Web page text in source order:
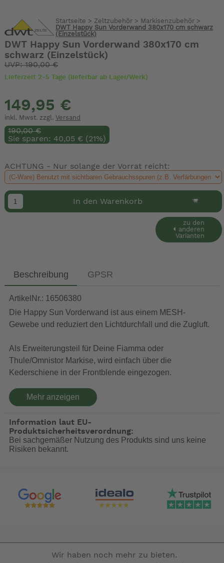
Startseite > Zeltzubehör> Markisenzubehör>
DWT Happy Sun Vorderwand 380x170 cm schwarz
(Einzelstück)
DWT Happy Sun Vorderwand 380x170 cm
schwarz (Einzelstück)
UVP: 190,00 €
Lieferzeit 2-5 Tage (lieferbar ab Lager/Werk)
149,95 €
inkl. Mwst. zzgl. Versand
190,00 €
Sie sparen: 40,05 € (21%)
ACHTUNG - Nur solange der Vorrat reicht:
In den Warenkorb
zu den
anderen
Varianten
Beschreibung GPSR
ArtikelNr.: 16506380
Die Happy Sun Vorderwand ist aus einem MESH-
Gewebe und reduziert den Lichtdurchfall und die Zugluft.
Als Erweiterungsteil für Deine Fiamma oder
Thule/Omnistor Markise, wird einfach über die
Kederschiene in der Frontblende eingezogen.
Erhältlich in zwei Farben:
MESH in weiß wird die Durchsicht erschwert.
MESH in schwarz ist das durchschauen einfacher
Material
Polyestergewebe und ebenfalls komplett abwaschbar.
Hochfrequenz verschweißte Abspannösen, extrem
Optionales Zubehör: Spanngurte (Sicherheitsgurt,
Markisensicherung), Seitenwand/-wände
Mehr anzeigen
Information laut EU-
Produktsicherheitsverordnung:
Bei sachgemäßer Nutzung des Produkts sind uns keine
Risiken bekannt.
Wir haben noch mehr zu bieten.